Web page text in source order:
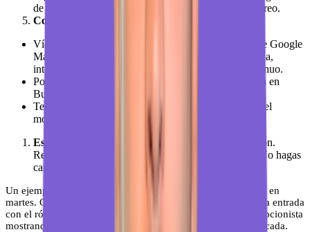
de que la dirección es exactamente donde recibes correo.
Completa la verificación según el método
Vídeo: Graba siguiendo las instrucciones de la app de Google
Maps o de Business Profile en móvil. Muestra fachada,
interior y prueba de propiedad en un solo vídeo continuo.
Postal: Solicita la carta y espera. Cuando llegue, entra en
Business Profile e introduce el código de 5 dígitos.
Teléfono o email: Introduce el código que recibes en el
momento.
Espera la confirmación
: Google revisa la verificación.
Recibirás un aviso por email cuando esté aprobada. No hagas
cambios grandes en la ficha mientras esperas.
Un ejemplo concreto: la Clínica Dental Sonrisa creó su ficha en
martes. Google le ofreció verificación por vídeo. Grabaron la entrada
con el rótulo visible, el interior de la sala de espera y la recepcionista
mostrando el DNI de la empresa. En cuatro días, ficha verificada.